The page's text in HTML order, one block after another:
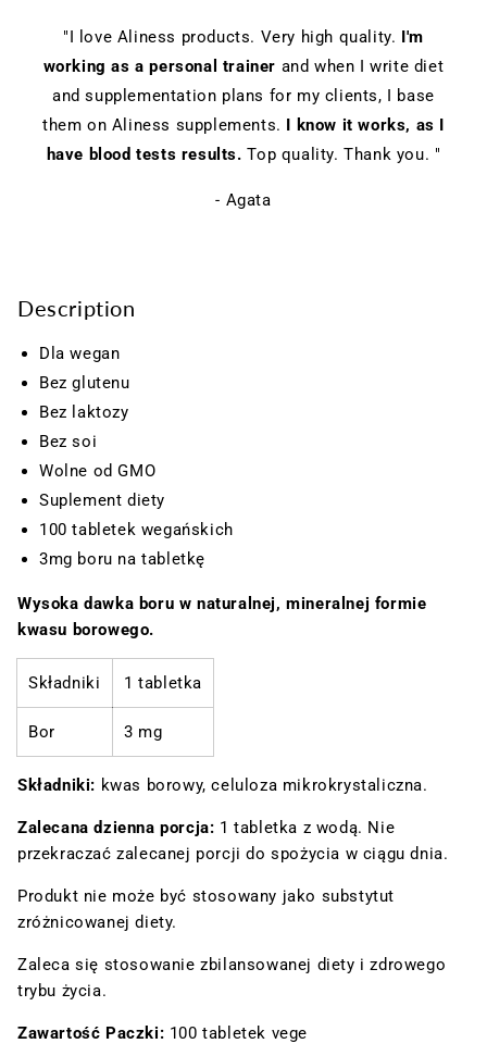
"I love Aliness products. Very high quality. I'm
working as a personal trainer and when I write diet
and supplementation plans for my clients, I base
them on Aliness supplements. I know it works, as I
have blood tests results. Top quality. Thank you. "
- Agata
Description
Dla wegan
Bez glutenu
Bez laktozy
Bez soi
Wolne od GMO
Suplement diety
100 tabletek wegańskich
3mg boru na tabletkę
Wysoka dawka boru w naturalnej, mineralnej formie
kwasu borowego.
Składniki 1 tabletka
Bor 3 mg
Składniki: kwas borowy, celuloza mikrokrystaliczna.
Zalecana dzienna porcja: 1 tabletka z wodą. Nie
przekraczać zalecanej porcji do spożycia w ciągu dnia.
Produkt nie może być stosowany jako substytut
zróżnicowanej diety.
Zaleca się stosowanie zbilansowanej diety i zdrowego
trybu życia.
Zawartość Paczki: 100 tabletek vege